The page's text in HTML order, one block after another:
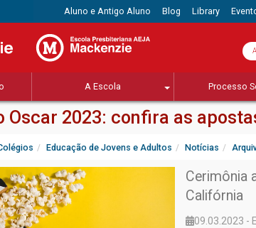
Aluno e Antigo Aluno Blog Library
A Escola Processo
Oscar 2023: confira as
Educação de Jovens e Adultos Notícias
Cerimônia
Califórnia
09.03.2023 -